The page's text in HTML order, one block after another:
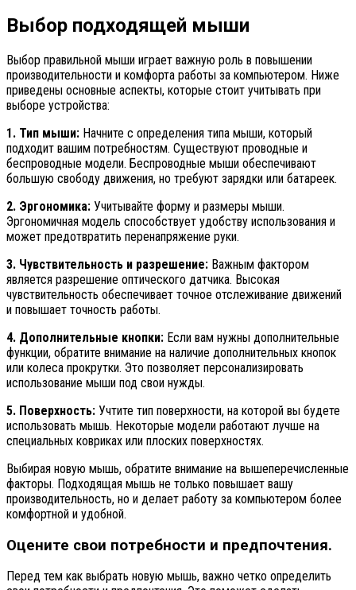
Выбор подходящей мыши
Выбор правильной мыши играет важную роль в повышении
производительности и комфорта работы за компьютером. Ниже
приведены основные аспекты, которые стоит учитывать при
выборе устройства:
1. Тип мыши: Начните с определения типа мыши, который
подходит вашим потребностям. Существуют проводные и
беспроводные модели. Беспроводные мыши обеспечивают
большую свободу движения, но требуют зарядки или батареек.
2. Эргономика: Учитывайте форму и размеры мыши.
Эргономичная модель способствует удобству использования и
может предотвратить перенапряжение руки.
3. Чувствительность и разрешение: Важным фактором
является разрешение оптического датчика. Высокая
чувствительность обеспечивает точное отслеживание движений
и повышает точность работы.
4. Дополнительные кнопки: Если вам нужны дополнительные
функции, обратите внимание на наличие дополнительных кнопок
или колеса прокрутки. Это позволяет персонализировать
использование мыши под свои нужды.
5. Поверхность: Учтите тип поверхности, на которой вы будете
использовать мышь. Некоторые модели работают лучше на
специальных ковриках или плоских поверхностях.
Выбирая новую мышь, обратите внимание на вышеперечисленные
факторы. Подходящая мышь не только повышает вашу
производительность, но и делает работу за компьютером более
комфортной и удобной.
Оцените свои потребности и предпочтения.
Перед тем как выбрать новую мышь, важно четко определить